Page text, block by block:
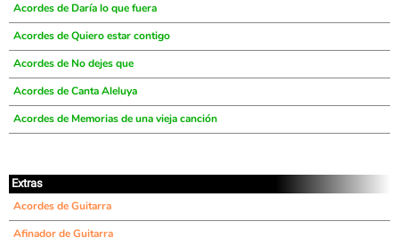
Acordes de Daría lo que fuera
Acordes de Quiero estar contigo
Acordes de No dejes que
Acordes de Canta Aleluya
Acordes de Memorias de una vieja canción
Extras
Acordes de Guitarra
Afinador de Guitarra